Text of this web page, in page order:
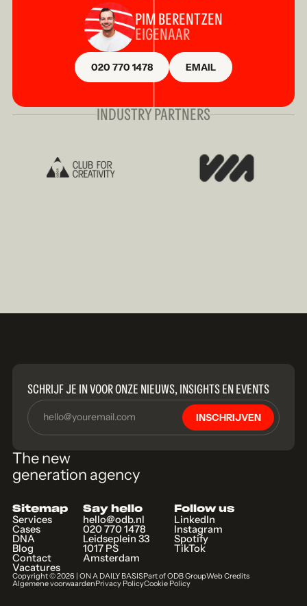
PIM BERENTZEN
EIGENAAR
020 770 1478 EMAIL
INDUSTRY PARTNERS
SCHRIJF JE IN VOOR ONZE NIEUWS, INSIGHTS EN EVENTS
INSCHRIJVEN
The new
generation agency
Sitemap
Services
Cases
DNA
Blog
Contact
Vacatures
Say hello
hello@odb.nl
020 770 1478
Leidseplein 33
1017 PS
Amsterdam
Follow us
LinkedIn
Instagram
Spotify
TikTok
Copyright ©2026 | ON A DAILY BASISPart of ODB GroupWeb Credits
Algemene voorwaardenPrivacy PolicyCookie Policy